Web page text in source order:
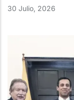
30 Julio, 2026